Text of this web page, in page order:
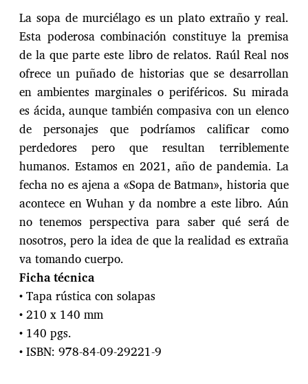
La sopa de murciélago es un plato extraño y real.
Esta poderosa combinación constituye la premisa
de la que parte este libro de relatos. Raúl Real nos
ofrece un puñado de historias que se desarrollan
en ambientes marginales o periféricos. Su mirada
es ácida, aunque también compasiva con un elenco
de personajes que podríamos calificar como
perdedores pero que resultan terriblemente
humanos. Estamos en 2021, año de pandemia. La
fecha no es ajena a «Sopa de Batman», historia que
acontece en Wuhan y da nombre a este libro. Aún
no tenemos perspectiva para saber qué será de
nosotros, pero la idea de que la realidad es extraña
va tomando cuerpo.
Ficha técnica
• Tapa rústica con solapas
• 210 x 140 mm
• 140 pgs.
• ISBN: 978-84-09-29221-9